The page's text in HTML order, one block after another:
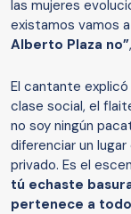
las mujeres
existamos vamos
Alberto Plaza no”
El cantante
clase social, el
no soy ningún
diferenciar un
privado. Es el
tú echaste
pertenece a